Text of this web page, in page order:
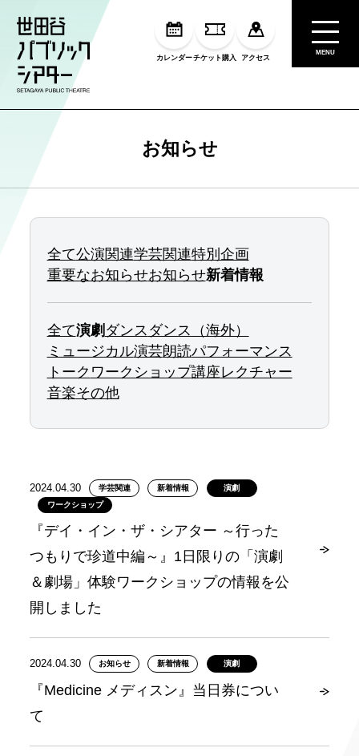
カレンダーチケット購入 アクセス
MENU
お知らせ
全て公演関連学芸関連特別企画
重要なお知らせお知らせ新着情報
全て演劇 ダンス ダンス（海外）
ミュージカル演芸朗読パフォーマンス
トーク ワークショップ講座レクチャー
音楽その他
2024.04.30 学芸関連 新着情報
演劇
ワークショップ
『デイ・イン・ザ・シアター ～行った
つもりで珍道中編～』1日限りの「演劇
＆劇場」体験ワークショップの情報を公
開しました
2024.04.30 お知らせ 新着情報 演劇
『Medicine メディスン』当日券につい
て